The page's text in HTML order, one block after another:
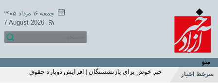
جمعه ۱۶ مرداد ۱۴۰۵
7 August 2026
منو
سرخط اخبار
افزایش حقوق بازنشستگان در دو سطح و مبلغ متفاوت +
اگر زیاد می خوابید حتما بخوانید | ۱۱ بلای مرگبار خواب زیاد که
متناسب سازی حقوق بازنشستگان و مستمری بگیران اعلام شد
خبر خوش برای بازنشستگان | افزایش دوباره حقوق